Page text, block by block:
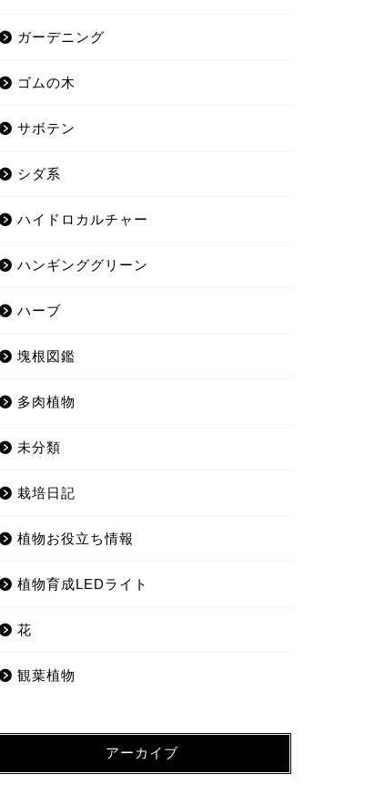
ガーデニング
ゴムの木
サボテン
シダ系
ハイドロカルチャー
ハンギンググリーン
ハーブ
塊根図鑑
多肉植物
未分類
栽培日記
植物お役立ち情報
植物育成LEDライト
花
観葉植物
アーカイブ